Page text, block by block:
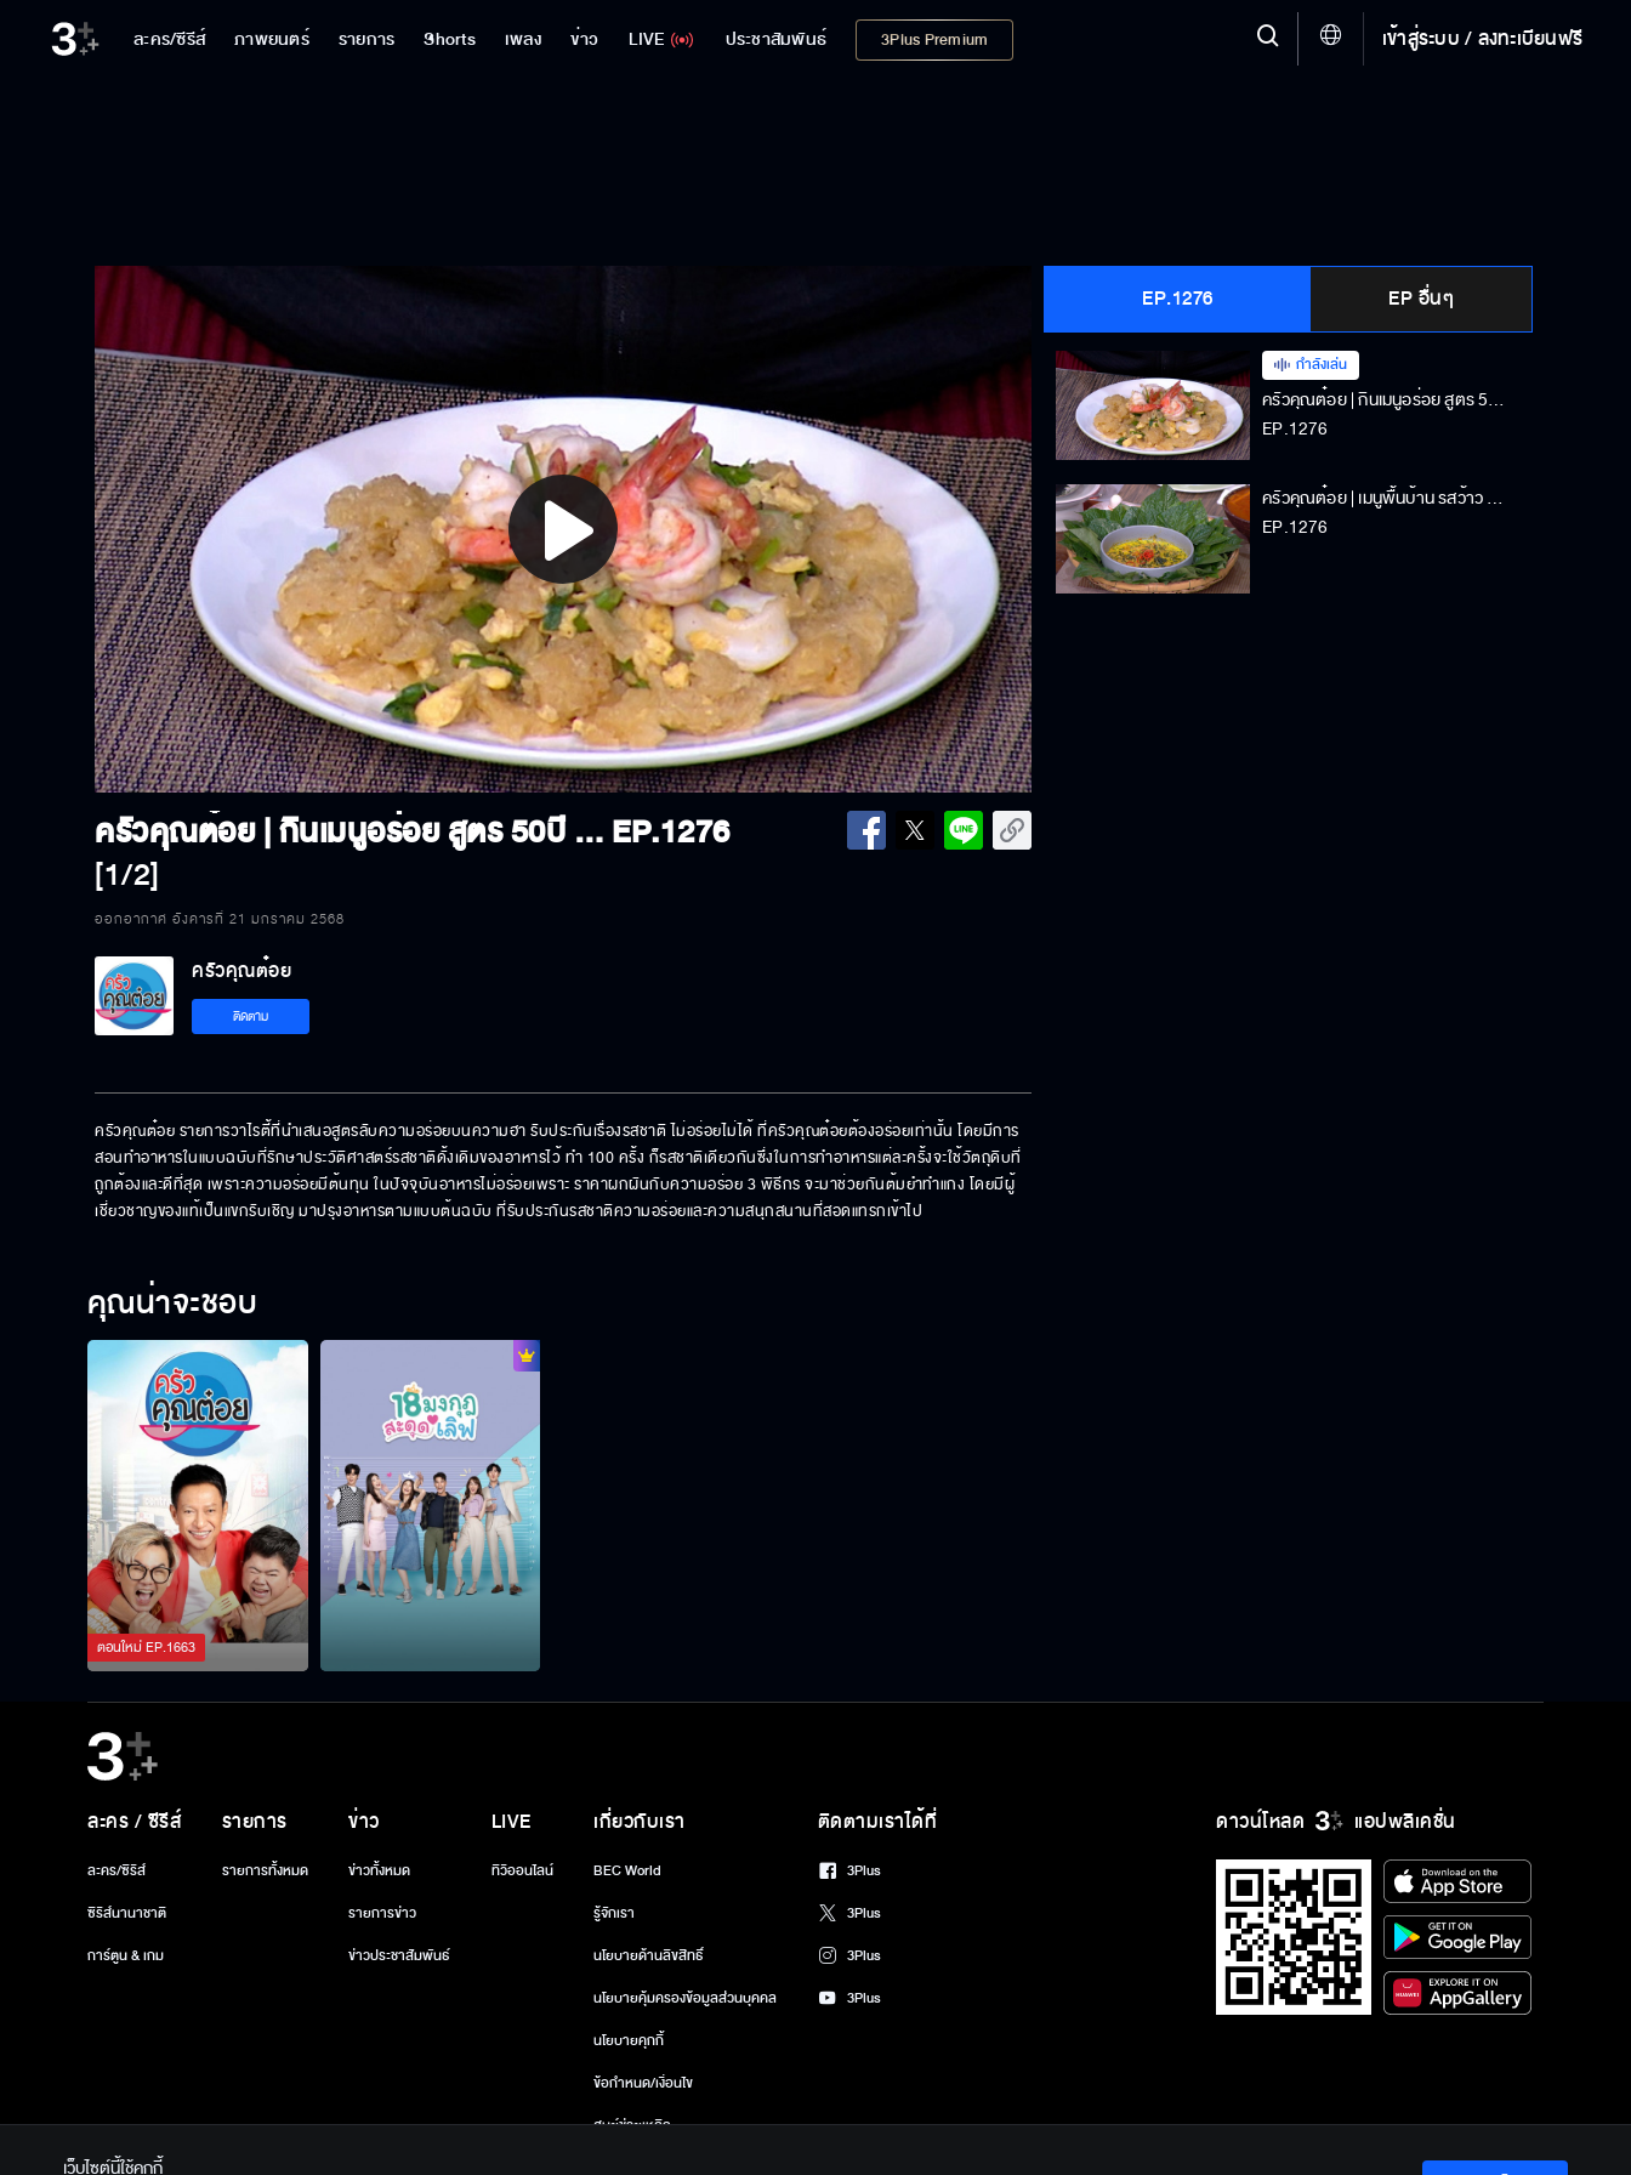
ละคร/ซีรีส์ ภาพยนตร์ รายการ Shorts เพลง ข่าว LIVE ประชาสัมพันธ์ 3Plus Premium เข้าสู่ระบบ / ลงทะเบียนฟรี
Play
Video
ครัวคุณต๋อย | กินเมนูอร่อย สูตร 50ปี กระเพาะปลาผัดแห้ง ร้านสมมาศโภชนา | 21-01-2025 EP.1276
[1/2]
ออกอากาศ อังคารที่ 21 มกราคม 2568
EP.1276 EP อื่นๆ
กำลังเล่น
ครัวคุณต๋อย | กินเมนูอร่อย สูตร 50ปี กระเพาะปลาผัดแห้ง ร้านสมมาศโภชนา | 21-01-2025
EP.1276
ครัวคุณต๋อย | เมนูพื้นบ้าน รสว้าว แกงคั่วปลาย่างใบชะพลู ร้านเขียวไข่กา | 21-01-2025
EP.1276
ครัวคุณต๋อย
ติดตาม
ครัวคุณต๋อย รายการวาไรตี้ที่นำเสนอสูตรลับความอร่อยบนความฮา รับประกันเรื่องรสชาติ ไม่อร่อยไม่ได้ ที่ครัวคุณต๋อยต้องอร่อยเท่านั้น โดยมีการ
สอนทำอาหารในแบบฉบับที่รักษาประวัติศาสตร์รสชาติดั้งเดิมของอาหารไว้ ทำ 100 ครั้ง ก็รสชาติเดียวกันซึ่งในการทำอาหารแต่ละครั้งจะใช้วัตถุดิบที่
ถูกต้องและดีที่สุด เพราะความอร่อยมีต้นทุน ในปัจจุบันอาหารไม่อร่อยเพราะ ราคาผกผันกับความอร่อย 3 พิธีกร จะมาช่วยกันต้มยำทำแกง โดยมีผู้
เชี่ยวชาญของแท้เป็นแขกรับเชิญ มาปรุงอาหารตามแบบต้นฉบับ ที่รับประกันรสชาติความอร่อยและความสนุกสนานที่สอดแทรกเข้าไป
คุณน่าจะชอบ
ตอนใหม่EP.1663
ดาวน์โหลด แอปพลิเคชั่น
ละคร / ซีรีส์
ละคร/ซีรีส์
ซีรีส์นานาชาติ
การ์ตูน & เกม
รายการ
รายการทั้งหมด
ข่าว
ข่าวทั้งหมด
รายการข่าว
ข่าวประชาสัมพันธ์
LIVE
ทีวีออนไลน์
เกี่ยวกับเรา
BEC World
รู้จักเรา
นโยบายด้านลิขสิทธิ์
นโยบายคุ้มครองข้อมูลส่วนบุคคล
นโยบายคุกกี้
ข้อกำหนด/เงื่อนไข
ศูนย์ช่วยเหลือ
ติดตามเราได้ที่
3Plus
3Plus
3Plus
3Plus
เว็บไซต์นี้ใช้คุกกี้